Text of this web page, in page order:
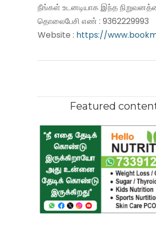
நீங்கள் உடனடியாக இந்த
தொலைபேசி எண் : 9362229993
Website : https://
Featured